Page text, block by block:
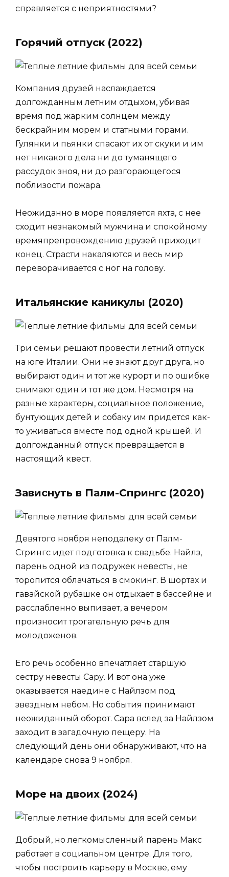
справляется с неприятностями?
Горячий отпуск (2022)
Компания друзей наслаждается
долгожданным летним отдыхом, убивая
время под жарким солнцем между
бескрайним морем и статными горами.
Гулянки и пьянки спасают их от скуки и им
нет никакого дела ни до туманящего
рассудок зноя, ни до разгорающегося
поблизости пожара.
Неожиданно в море появляется яхта, с нее
сходит незнакомый мужчина и спокойному
времяпрепровождению друзей приходит
конец. Страсти накаляются и весь мир
переворачивается с ног на голову.
Итальянские каникулы (2020)
Три семьи решают провести летний отпуск
на юге Италии. Они не знают друг друга, но
выбирают один и тот же курорт и по ошибке
снимают один и тот же дом. Несмотря на
разные характеры, социальное положение,
бунтующих детей и собаку им придется как-
то уживаться вместе под одной крышей. И
долгожданный отпуск превращается в
настоящий квест.
Зависнуть в Палм-Спрингс (2020)
Девятого ноября неподалеку от Палм-
Стрингс идет подготовка к свадьбе. Найлз,
парень одной из подружек невесты, не
торопится облачаться в смокинг. В шортах и
гавайской рубашке он отдыхает в бассейне и
расслабленно выпивает, а вечером
произносит трогательную речь для
молодоженов.
Его речь особенно впечатляет старшую
сестру невесты Сару. И вот она уже
оказывается наедине с Найлзом под
звездным небом. Но события принимают
неожиданный оборот. Сара вслед за Найлзом
заходит в загадочную пещеру. На
следующий день они обнаруживают, что на
календаре снова 9 ноября.
Море на двоих (2024)
Добрый, но легкомысленный парень Макс
работает в социальном центре. Для того,
чтобы построить карьеру в Москве, ему